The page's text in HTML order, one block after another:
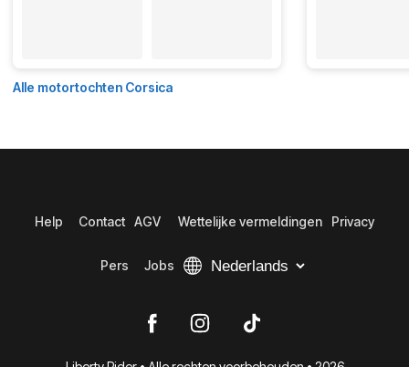
Alle motortochten Corsica
Help Contact AGV Wettelijke vermeldingen Privacy
Pers Jobs